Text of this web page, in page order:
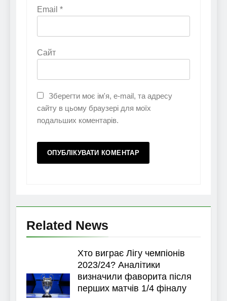
Email *
Сайт
Зберегти моє ім'я, e-mail, та адресу
сайту в цьому браузері для моїх
подальших коментарів.
Related News
Хто виграє Лігу чемпіонів
2023/24? Аналітики
визначили фаворита після
перших матчів 1/4 фіналу